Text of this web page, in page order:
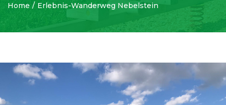
Home Erlebnis-Wanderweg Nebelstein